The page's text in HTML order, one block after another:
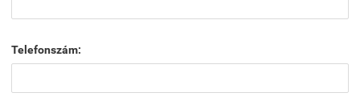
Telefonszám: